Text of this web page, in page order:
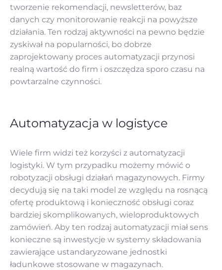
tworzenie rekomendacji, newsletterów, baz
danych czy monitorowanie reakcji na powyższe
działania. Ten rodzaj aktywności na pewno będzie
zyskiwał na popularności, bo dobrze
zaprojektowany proces automatyzacji przynosi
realną wartość do firm i oszczędza sporo czasu na
powtarzalne czynności.
Automatyzacja w logistyce
Wiele firm widzi też korzyści z automatyzacji
logistyki. W tym przypadku możemy mówić o
robotyzacji obsługi działań magazynowych. Firmy
decydują się na taki model ze względu na rosnącą
ofertę produktową i konieczność obsługi coraz
bardziej skomplikowanych, wieloproduktowych
zamówień. Aby ten rodzaj automatyzacji miał sens
konieczne są inwestycje w systemy składowania
zawierające ustandaryzowane jednostki
ładunkowe stosowane w magazynach.